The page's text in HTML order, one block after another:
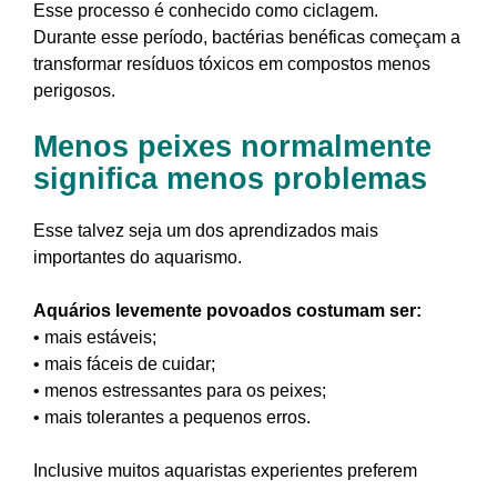
Esse processo é conhecido como ciclagem.
Durante esse período, bactérias benéficas começam a
transformar resíduos tóxicos em compostos menos
perigosos.
Menos peixes normalmente
significa menos problemas
Esse talvez seja um dos aprendizados mais
importantes do aquarismo.
Aquários levemente povoados costumam ser:
• mais estáveis;
• mais fáceis de cuidar;
• menos estressantes para os peixes;
• mais tolerantes a pequenos erros.
Inclusive muitos aquaristas experientes preferem